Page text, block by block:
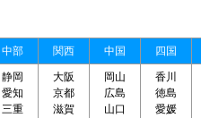
中部 関西 中国 四国
静岡
愛知
三重
大阪
京都
滋賀
岡山
広島
山口
香川
徳島
愛媛